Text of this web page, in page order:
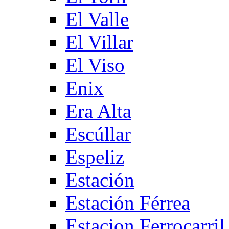
El Valle
El Villar
El Viso
Enix
Era Alta
Escúllar
Espeliz
Estación
Estación Férrea